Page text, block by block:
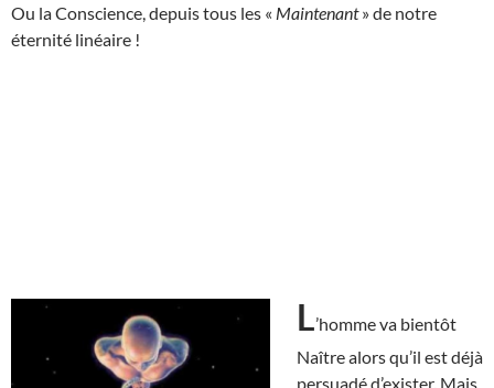
Ou la Conscience, depuis tous les « Maintenant» de notre
éternité linéaire !
L’homme va bientôt
Naître alors qu’il est déjà
persuadé d’exister. Mais